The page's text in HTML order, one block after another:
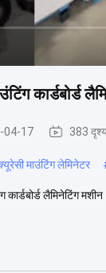
कार्डबोर्ड
04-17 383
माउंटिंग लेमिनेटर
कार्डबोर्ड लैमिनेटिंग